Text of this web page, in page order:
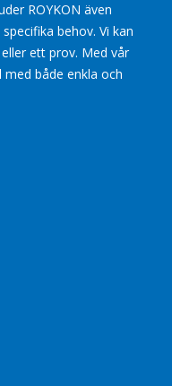
ROYKON även
behov. Vi kan
ett prov. Med vår
både enkla och